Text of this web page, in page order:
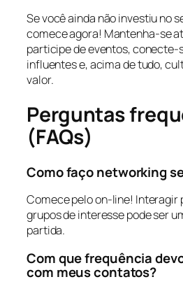
Se você ainda não investiu no
comece agora! Mantenha-se
participe de eventos,
influentes e, acima de tudo,
valor.
Perguntas
(FAQs)
Como faço networking
Comece pelo on-line! Interagir
grupos de interesse pode ser
partida.
Com que frequência
com meus contatos?